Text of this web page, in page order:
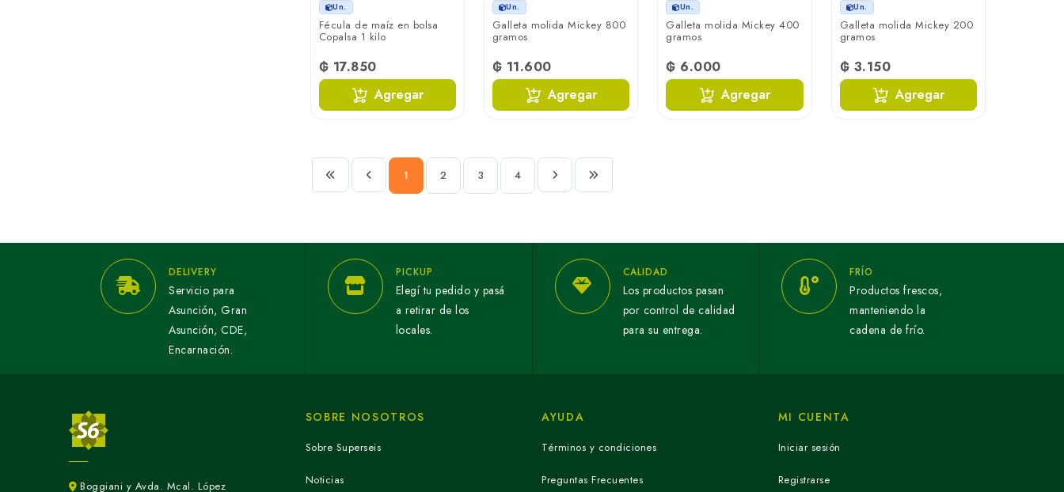
Un.
Fécula de maíz en bolsa
Copalsa 1 kilo
₲ 17.850
Agregar
Un.
Galleta molida Mickey 800
gramos
₲ 11.600
Agregar
Un.
Galleta molida Mickey 400
gramos
₲ 6.000
Agregar
Un.
Galleta molida Mickey 200
gramos
₲ 3.150
Agregar
1 2 3 4
DELIVERY
Servicio para
Asunción, Gran
Asunción, CDE,
Encarnación.
PICKUP
Elegí tu pedido y pasá
a retirar de los
locales.
CALIDAD
Los productos pasan
por control de calidad
para su entrega.
FRÍO
Productos frescos,
manteniendo la
cadena de frío.
Boggiani y Avda. Mcal. López
SOBRE NOSOTROS
Sobre Superseis
Noticias
AYUDA
Términos y condiciones
Preguntas Frecuentes
MI CUENTA
Iniciar sesión
Registrarse